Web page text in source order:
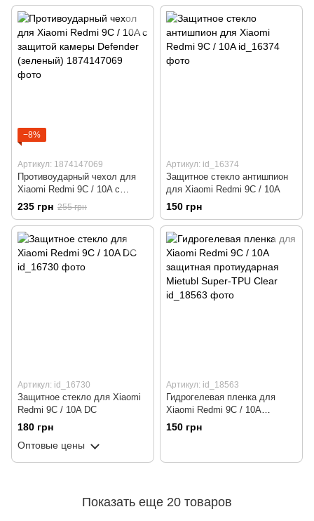
−8%
Артикул: 1874147069
Противоударный чехол для
Xiaomi Redmi 9C / 10A с
защитой камеры Defender
(зеленый)
235 грн 255 грн
Артикул: id_16374
Защитное стекло антишпион
для Xiaomi Redmi 9C / 10A
150 грн
Артикул: id_16730
Защитное стекло для Xiaomi
Redmi 9C / 10A DC
180 грн
Оптовые цены
Артикул: id_18563
Гидрогелевая пленка для
Xiaomi Redmi 9C / 10A
защитная протиударная
Mietubl Super-TPU Clear
150 грн
Показать еще 20 товаров